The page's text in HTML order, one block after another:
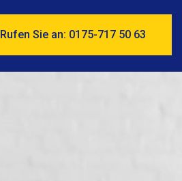
Rufen Sie an: 0175-717 50 63